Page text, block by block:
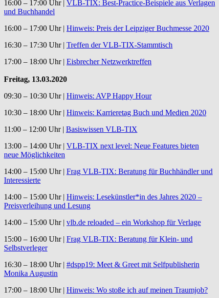
16:00 – 17:00 Uhr | VLB-TIX: Best-Practice-Beispiele aus Verlagen
und Buchhandel
16:00 – 17:00 Uhr | Hinweis: Preis der Leipziger Buchmesse 2020
16:30 – 17:30 Uhr | Treffen der VLB-TIX-Stammtisch
17:00 – 18:00 Uhr | Eisbrecher Netzwerktreffen
Freitag, 13.03.2020
09:30 – 10:30 Uhr | Hinweis: AVP Happy Hour
10:30 – 18:00 Uhr | Hinweis: Karrieretag Buch und Medien 2020
11:00 – 12:00 Uhr | Basiswissen VLB-TIX
13:00 – 14:00 Uhr | VLB-TIX next level: Neue Features bieten
neue Möglichkeiten
14:00 – 15:00 Uhr | Frag VLB-TIX: Beratung für Buchhändler und
Interessierte
14:00 – 15:00 Uhr | Hinweis: Lesekünstler*in des Jahres 2020 –
Preisverleihung und Lesung
14:00 – 15:00 Uhr | vlb.de reloaded – ein Workshop für Verlage
15:00 – 16:00 Uhr | Frag VLB-TIX: Beratung für Klein- und
Selbstverleger
16:30 – 18:00 Uhr | #dspp19: Meet & Greet mit Selfpublisherin
Monika Augustin
17:00 – 18:00 Uhr | Hinweis: Wo stoße ich auf meinen Traumjob?